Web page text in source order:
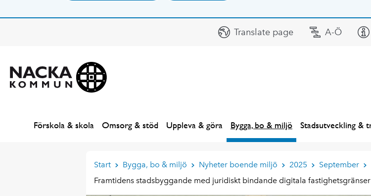
Translate page A-Ö
Förskola & skola Omsorg & stöd Uppleva & göra Bygga, bo & miljö Stadsutveckling &
Start Bygga, bo & miljö Nyheter boende miljö 2025
September
Framtidens stadsbyggande med juridiskt bindande digitala fastighetsgränser